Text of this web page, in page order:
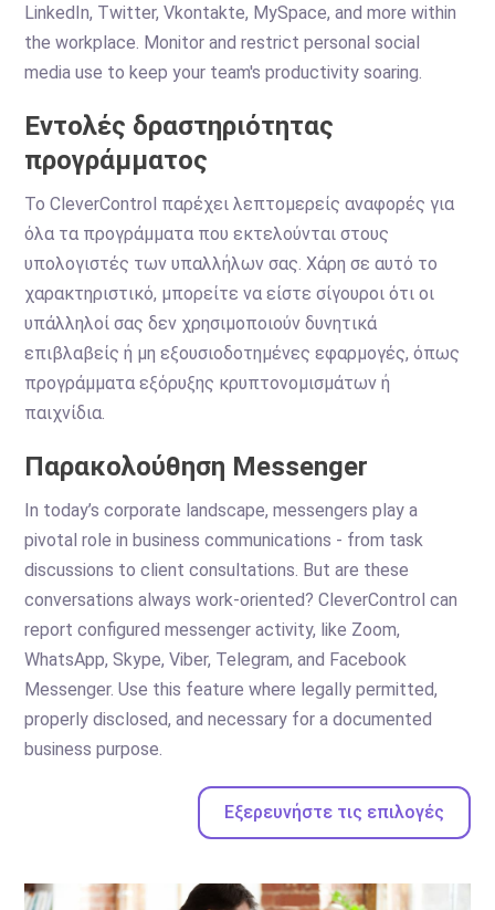
LinkedIn, Twitter, Vkontakte, MySpace, and more within
the workplace. Monitor and restrict personal social
media use to keep your team's productivity soaring.
Εντολές δραστηριότητας
προγράμματος
Το CleverControl παρέχει λεπτομερείς αναφορές για
όλα τα προγράμματα που εκτελούνται στους
υπολογιστές των υπαλλήλων σας. Χάρη σε αυτό το
χαρακτηριστικό, μπορείτε να είστε σίγουροι ότι οι
υπάλληλοί σας δεν χρησιμοποιούν δυνητικά
επιβλαβείς ή μη εξουσιοδοτημένες εφαρμογές, όπως
προγράμματα εξόρυξης κρυπτονομισμάτων ή
παιχνίδια.
Παρακολούθηση Messenger
In today’s corporate landscape, messengers play a
pivotal role in business communications - from task
discussions to client consultations. But are these
conversations always work-oriented? CleverControl can
report configured messenger activity, like Zoom,
WhatsApp, Skype, Viber, Telegram, and Facebook
Messenger. Use this feature where legally permitted,
properly disclosed, and necessary for a documented
business purpose.
Εξερευνήστε τις επιλογές